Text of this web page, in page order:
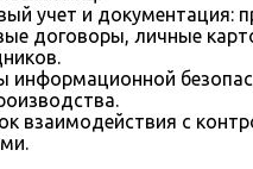
учет и документация:
договоры, личные
информационной
взаимодействия с